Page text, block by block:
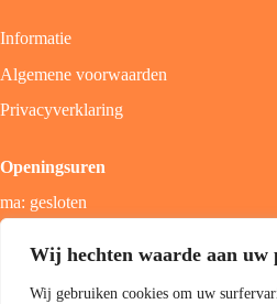
Wij hechten waarde aan uw
Wij gebruiken cookies om uw
Informatie
Algemene voorwaarden
Privacyverklaring
Openingsuren
ma: gesloten